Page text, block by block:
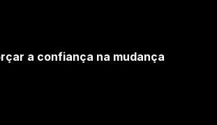
a confiança na mudança